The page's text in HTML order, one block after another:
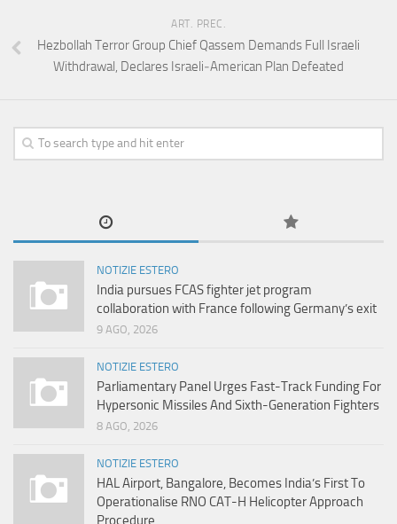
ART. PREC.
Hezbollah Terror Group Chief Qassem Demands Full Israeli
Withdrawal, Declares Israeli‑American Plan Defeated
NOTIZIE ESTERO
India pursues FCAS fighter jet program
collaboration with France following Germany’s exit
9 AGO, 2026
NOTIZIE ESTERO
Parliamentary Panel Urges Fast-Track Funding For
Hypersonic Missiles And Sixth-Generation Fighters
8 AGO, 2026
NOTIZIE ESTERO
HAL Airport, Bangalore, Becomes India’s First To
Operationalise RNO CAT-H Helicopter Approach
Procedure